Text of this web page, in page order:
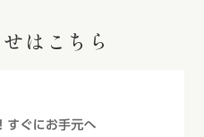
はこちら